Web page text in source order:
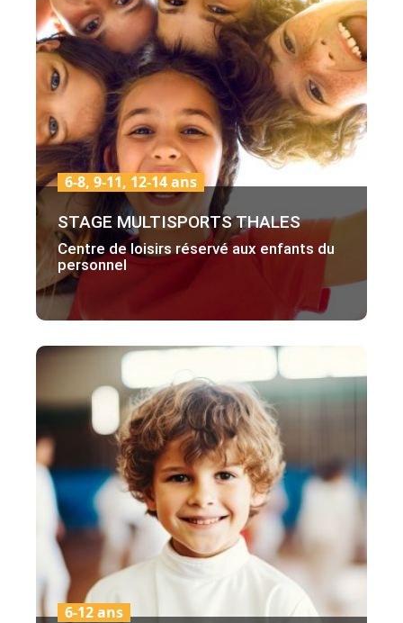
STAGE MULTISPORTS THALES
Centre de loisirs réservé aux enfants du
personnel
6-8, 9-11, 12-14 ans
6-12 ans